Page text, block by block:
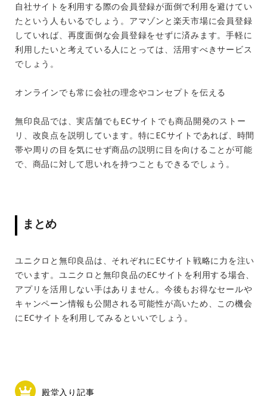
自社サイトを利用する際の会員登録が面倒で利用を避けてい
たという人もいるでしょう。アマゾンと楽天市場に会員登録
していれば、再度面倒な会員登録をせずに済みます。手軽に
利用したいと考えている人にとっては、活用すべきサービス
でしょう。
オンラインでも常に会社の理念やコンセプトを伝える
無印良品では、実店舗でもECサイトでも商品開発のストー
リ、改良点を説明しています。特にECサイトであれば、時間
帯や周りの目を気にせず商品の説明に目を向けることが可能
で、商品に対して思いれを持つこともできるでしょう。
まとめ
ユニクロと無印良品は、それぞれにECサイト戦略に力を注い
でいます。ユニクロと無印良品のECサイトを利用する場合、
アプリを活用しない手はありません。今後もお得なセールや
キャンペーン情報も公開される可能性が高いため、この機会
にECサイトを利用してみるといいでしょう。
殿堂入り記事